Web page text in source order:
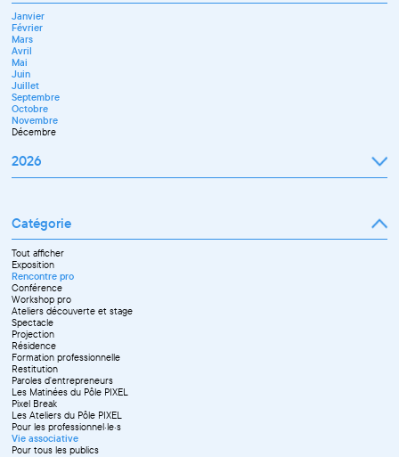
Mars
Avril
Mai
Juin
Juillet
Septembre
Novembre
Décembre
Janvier
Février
Mars
Avril
Mai
Juin
Juillet
Septembre
Octobre
Novembre
Décembre
2026
Avril
Mai
Juin
Septembre
Octobre
Novembre
Catégorie
Tout afficher
Exposition
Rencontre pro
Conférence
Workshop pro
Ateliers découverte et stage
Spectacle
Projection
Résidence
Formation professionnelle
Restitution
Paroles d'entrepreneurs
Les Matinées du Pôle PIXEL
Pixel Break
Les Ateliers du Pôle PIXEL
Pour les professionnel·le·s
Vie associative
Pour tous les publics